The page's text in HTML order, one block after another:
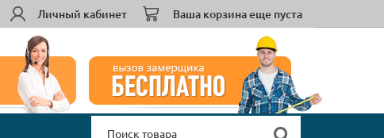
Личный кабинет Ваша корзина еще пуста